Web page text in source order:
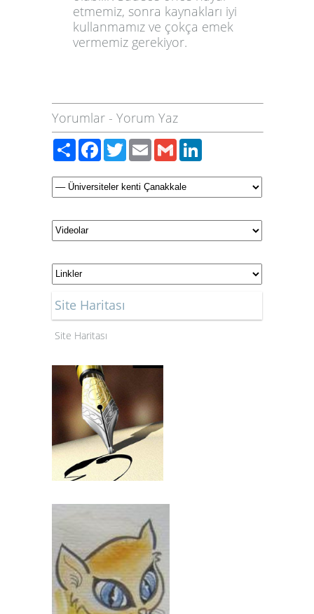
etmemiz, sonra kaynakları iyi
kullanmamız ve çokça emek
vermemiz gerekiyor.
Yorumlar - Yorum Yaz
PaylaşFacebook
TwitterEmailGmail
Site Haritası
Site Haritası